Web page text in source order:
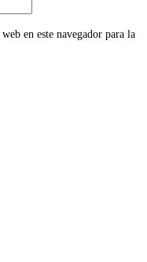
en este navegador para la